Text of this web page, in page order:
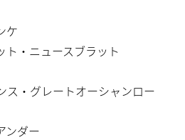
ケ
ト・ニュースブラット
ス・グレートオーシャンロー
ンダー